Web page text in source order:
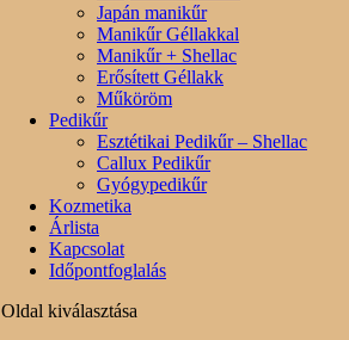
Japán manikűr
Manikűr Géllakkal
Manikűr + Shellac
Erősített Géllakk
Műköröm
Pedikűr
Esztétikai Pedikűr – Shellac
Callux Pedikűr
Gyógypedikűr
Kozmetika
Árlista
Kapcsolat
Időpontfoglalás
Oldal kiválasztása